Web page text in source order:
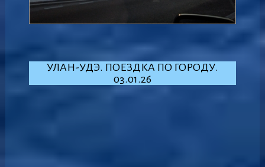
УЛАН-УДЭ. ПОЕЗДКА ПО ГОРОДУ.
03.01.26